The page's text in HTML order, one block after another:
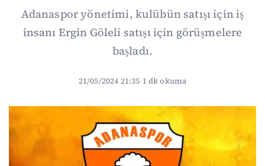
Adanaspor yönetimi, kulübün satışı için iş
insanı Ergin Göleli satışı için görüşmelere
başladı.
21/05/2024 21:35·1 dk okuma